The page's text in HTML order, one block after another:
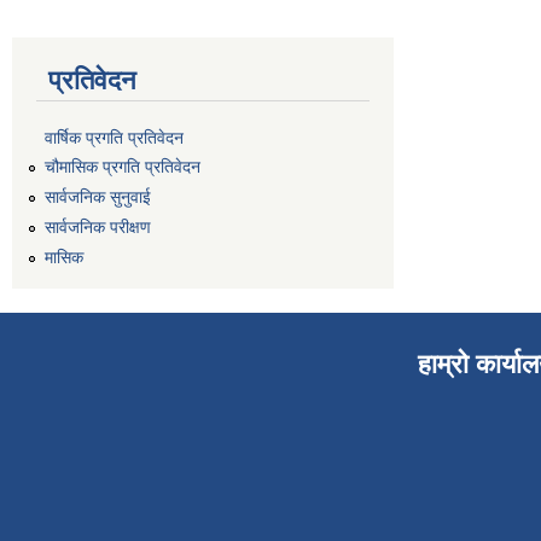
प्रतिवेदन
वार्षिक प्रगति प्रतिवेदन
चौमासिक प्रगति प्रतिवेदन
सार्वजनिक सुनुवाई
सार्वजनिक परीक्षण
मासिक
हाम्रो